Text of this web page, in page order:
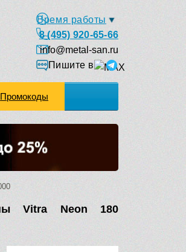
Время работы
8 (495) 920-65-66
info@metal-san.ru
Пишите в
Промокоды
Vitra Neon 180